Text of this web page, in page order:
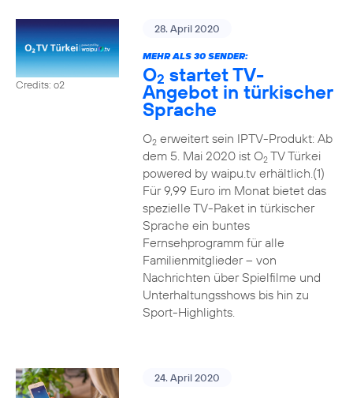
Credits: o2
28. April 2020
MEHR ALS 30 SENDER:
O2 startet TV-
Angebot in türkischer
Sprache
O2erweitert sein IPTV-Produkt: Ab
dem 5. Mai 2020 ist O2TV Türkei
powered by waipu.tv erhältlich.(1)
Für 9,99 Euro im Monat bietet das
spezielle TV-Paket in türkischer
Sprache ein buntes
Fernsehprogramm für alle
Familienmitglieder – von
Nachrichten über Spielfilme und
Unterhaltungsshows bis hin zu
Sport-Highlights.
24. April 2020